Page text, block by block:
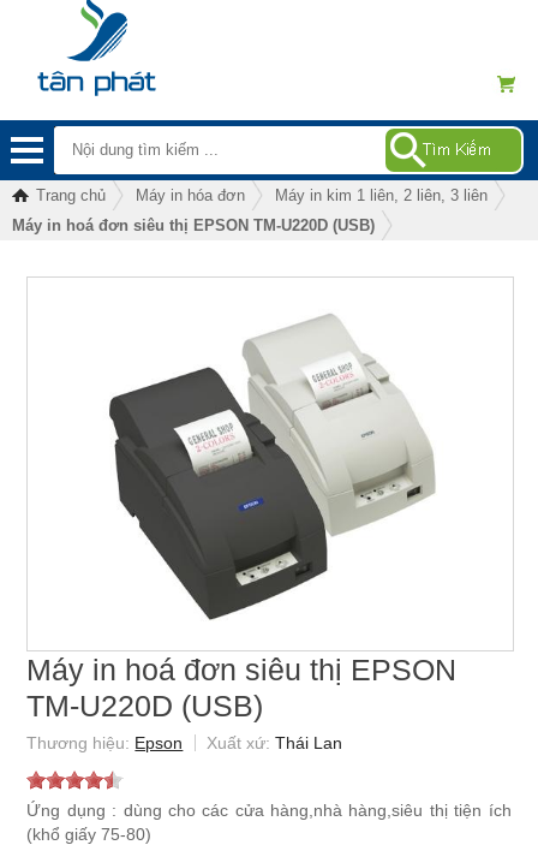
Trang chủ Máy in hóa đơn
Máy in kim 1 liên, 2 liên, 3 liên
Máy in hoá đơn siêu thị EPSON TM-U220D (USB)
Máy in hoá đơn siêu thị EPSON
TM-U220D (USB)
Epson Thái Lan
Ứng dụng : dùng cho các cửa hàng,nhà hàng,siêu thị tiện ích
(khổ giấy 75-80)